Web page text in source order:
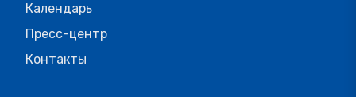
Календарь
Пресс-центр
Контакты